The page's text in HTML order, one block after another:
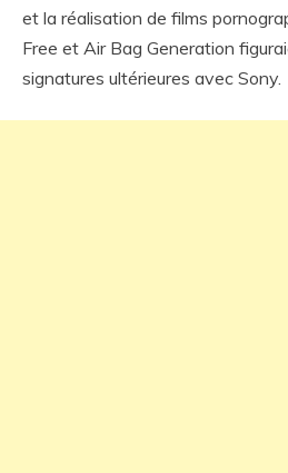
et la réalisation de films
Free et Air Bag Generation
signatures ultérieures avec Sony.